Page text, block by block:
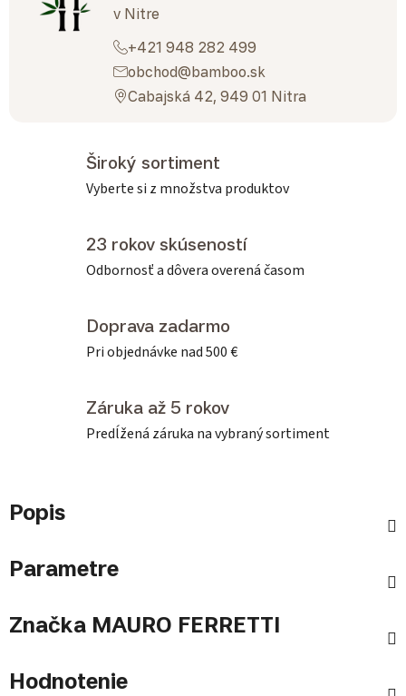
v Nitre
+421 948 282 499
obchod@bamboo.sk
Cabajská 42, 949 01 Nitra
Široký sortiment
Vyberte si z množstva produktov
23 rokov skúseností
Odbornosť a dôvera overená časom
Doprava zadarmo
Pri objednávke nad 500 €
Záruka až 5 rokov
Predĺžená záruka na vybraný sortiment
Popis
Parametre
Značka MAURO FERRETTI
Hodnotenie